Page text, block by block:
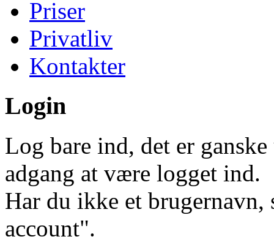
Priser
Privatliv
Kontakter
Login
Log bare ind, det er
adgang at være logget ind.
Har du ikke et brugernavn,
account".